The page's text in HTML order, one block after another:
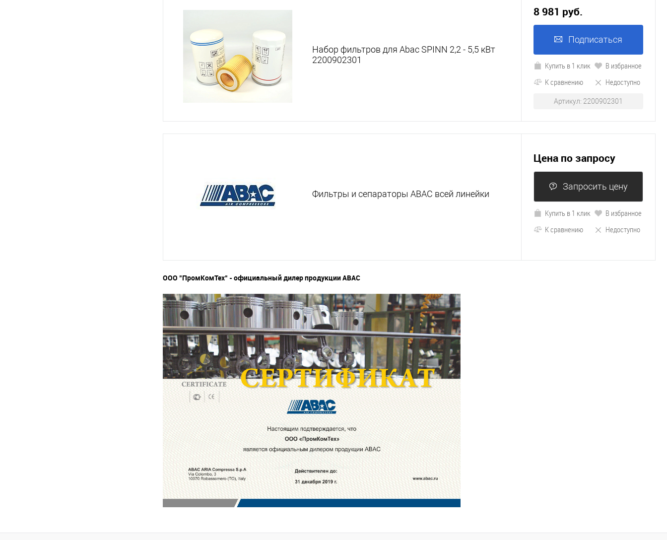
Набор фильтров для Abac SPINN 2,2 - 5,5 кВт
2200902301
8 981 руб.
Подписаться
Купить в 1 клик
В избранное
К сравнению
Недоступно
Артикул: 2200902301
Фильтры и сепараторы ABAC всей линейки
Цена по запросу
Запросить цену
Купить в 1 клик
В избранное
К сравнению
Недоступно
ООО "ПромКомТех" - официальный дилер продукции ABAC